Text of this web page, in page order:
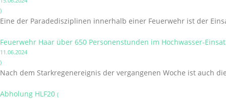
)
Eine der Paradedisziplinen innerhalb einer Feuerwehr ist der
Feuerwehr Haar über 650 Personenstunden im Hochwasser-
11.06.2024
)
Nach dem Starkregenereignis der vergangenen Woche ist auch
Abholung HLF20 (